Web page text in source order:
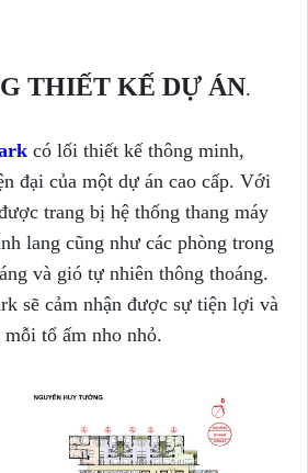
THIẾT KẾ DỰ ÁN.
có lối thiết kế thông minh,
đại của một dự án cao cấp. Với
ược trang bị hệ thống thang máy
lang cũng nhưcác phòng trong
áng và gió tự nhiên thông thoáng.
sẽ cảm nhận được sự tiện lợi và
mỗi tổ ấm nho nhỏ.